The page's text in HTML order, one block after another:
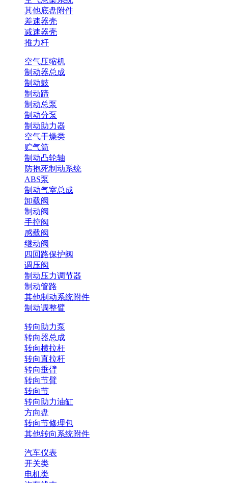
其他底盘附件
差速器壳
减速器壳
推力杆
空气压缩机
制动器总成
制动鼓
制动蹄
制动总泵
制动分泵
制动助力器
空气干燥类
贮气筒
制动凸轮轴
防抱死制动系统
ABS泵
制动气室总成
卸载阀
制动阀
手控阀
感载阀
继动阀
四回路保护阀
调压阀
制动压力调节器
制动管路
其他制动系统附件
制动调整臂
转向助力泵
转向器总成
转向横拉杆
转向直拉杆
转向垂臂
转向节臂
转向节
转向助力油缸
方向盘
转向节修理包
其他转向系统附件
汽车仪表
开关类
电机类